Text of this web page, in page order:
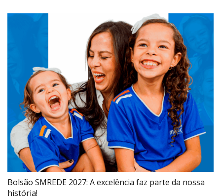
Bolsão SMREDE 2027: A excelência faz parte da nossa
história!